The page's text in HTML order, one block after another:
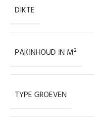
DIKTE
PAKINHOUD IN M²
TYPE GROEVEN